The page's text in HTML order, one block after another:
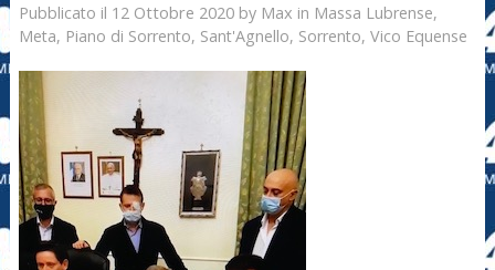
Pubblicato il 12 Ottobre 2020by Max in Massa Lubrense,
Meta, Piano di Sorrento, Sant'Agnello, Sorrento, Vico Equense